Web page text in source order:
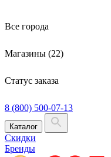
Все города
Магазины (22)
Статус заказа
8 (800) 500-07-13
Каталог
Скидки
Бренды